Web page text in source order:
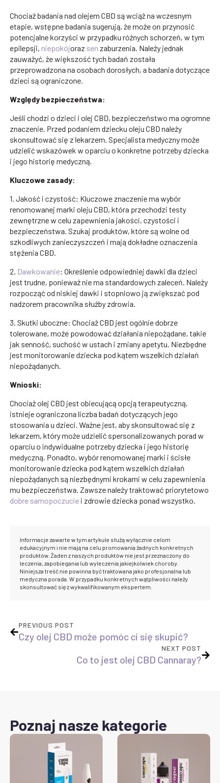
Chociaż badania nad olejem CBD są wciąż na wczesnym
etapie, wstępne badania sugerują, że może on przynosić
potencjalne korzyści w przypadku różnych schorzeń, w tym
epilepsji, niepokójoraz sen zaburzenia. Należy jednak
zauważyć, że większość tych badań została
przeprowadzona na osobach dorosłych, a badania dotyczące
dzieci są ograniczone.
Względy bezpieczeństwa:
Jeśli chodzi o dzieci i olej CBD, bezpieczeństwo ma ogromne
znaczenie. Przed podaniem dziecku oleju CBD należy
skonsultować się z lekarzem. Specjalista medyczny może
udzielić wskazówek w oparciu o konkretne potrzeby dziecka
i jego historię medyczną.
Kluczowe zasady:
1. Jakość i czystość: Kluczowe znaczenie ma wybór
renomowanej marki oleju CBD, która przechodzi testy
zewnętrzne w celu zapewnienia jakości, czystości i
bezpieczeństwa. Szukaj produktów, które są wolne od
szkodliwych zanieczyszczeń i mają dokładne oznaczenia
stężenia CBD.
2. Dawkowanie: Określenie odpowiedniej dawki dla dzieci
jest trudne, ponieważ nie ma standardowych zaleceń. Należy
rozpocząć od niskiej dawki i stopniowo ją zwiększać pod
nadzorem pracownika służby zdrowia.
3. Skutki uboczne: Chociaż CBD jest ogólnie dobrze
tolerowane, może powodować działania niepożądane, takie
jak senność, suchość w ustach i zmiany apetytu. Niezbędne
jest monitorowanie dziecka pod kątem wszelkich działań
niepożądanych.
Wnioski:
Chociaż olej CBD jest obiecującą opcją terapeutyczną,
istnieje ograniczona liczba badań dotyczących jego
stosowania u dzieci. Ważne jest, aby skonsultować się z
lekarzem, który może udzielić spersonalizowanych porad w
oparciu o indywidualne potrzeby dziecka i jego historię
medyczną. Ponadto, wybór renomowanej marki i ścisłe
monitorowanie dziecka pod kątem wszelkich działań
niepożądanych są niezbędnymi krokami w celu zapewnienia
mu bezpieczeństwa. Zawsze należy traktować priorytetowo
dobre samopoczucie i zdrowie dziecka ponad wszystko.
Informacje zawarte w tym artykule służą wyłącznie celom
edukacyjnym i nie mają na celu promowania żadnych konkretnych
produktów. Żaden z naszych produktów nie jest przeznaczony do
leczenia, zapobiegania lub wyleczenia jakiejkolwiek choroby.
Niniejsza treść nie powinna być traktowana jako profesjonalna lub
medyczna porada. W przypadku konkretnych wątpliwości należy
skonsultować się z wykwalifikowanym ekspertem.
PREVIOUS POST
Czy olej CBD może pomóc ci się skupić?
NEXT POST
Co to jest olej CBD Cannaray?
Poznaj nasze kategorie